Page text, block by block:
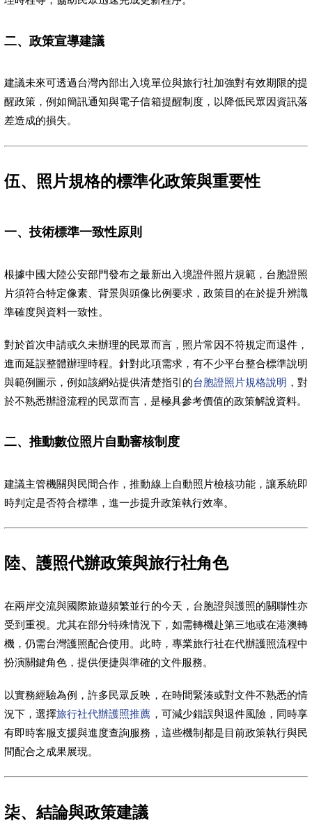
二、政策宣導建議
建議未來可透過台灣內部出入境單位與旅行社加強對有效期限的提
醒政策，例如簡訊通知與電子信箱提醒制度，以降低民眾因資訊落
差造成的損失。
伍、照片規格的標準化政策與重要性
一、技術標準一致性原則
根據中國大陸公安部門發布之最新出入境證件照片規範，台胞證照
片須符合特定像素、背景與頭像比例要求，政策目的在於提升辨識
準確度與資料一致性。
對於首次申請或久未辦理的民眾而言，照片常因不符規定而退件，
進而延誤整體辦理時程。針對此項需求，有不少平台整合標準說明
與範例圖示，例如該網站提供清楚指引的台胞證照片規格說明 ，對
於不熟悉辦證流程的民眾而言，是極具參考價值的政策解說資料。
二、推動數位照片自動審核制度
建議主管機關與民間合作，推動線上自動照片檢核功能，讓系統即
時判定是否符合標準，進一步提升政策執行效率。
陸、護照代辦政策與旅行社角色
在兩岸交流與國際旅遊頻繁並行的今天，台胞證與護照的關聯性亦
受到重視。尤其在部分特殊情況下，如需轉機赴第三地或在港澳轉
機，仍需台灣護照配合使用。此時，專業旅行社在代辦護照流程中
扮演關鍵角色，提供便捷與準確的文件服務。
以實務經驗為例，許多民眾反映，在時間緊湊或對文件不熟悉的情
況下，選擇旅行社代辦護照推薦 ，可減少錯誤與退件風險，同時享
有即時客服支援與進度查詢服務，這些機制都是目前政策執行與民
間配合之成果展現。
柒、結論與政策建議